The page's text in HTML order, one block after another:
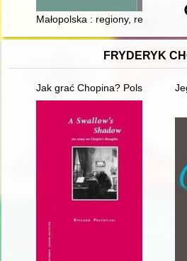
Małopolska : regiony,
FRYDERYK
Jak grać Chopina? Polska